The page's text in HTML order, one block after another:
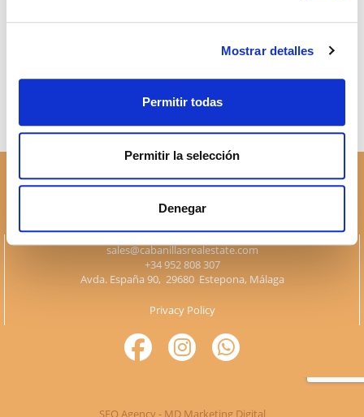
Mostrar detalles
Permitir todas
Permitir la selección
Denegar
sales@cabanillasrealestate.com
+34 952 808 307
Avda. España 90, 29680 Estepona, Málaga
Privacy Policy
SEO Agency - MD Marketing Digital